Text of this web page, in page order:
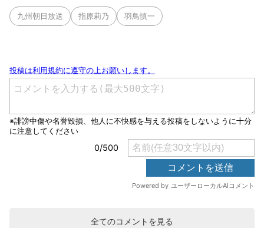
九州朝日放送 指原莉乃 羽鳥慎一
全てのコメントを見る